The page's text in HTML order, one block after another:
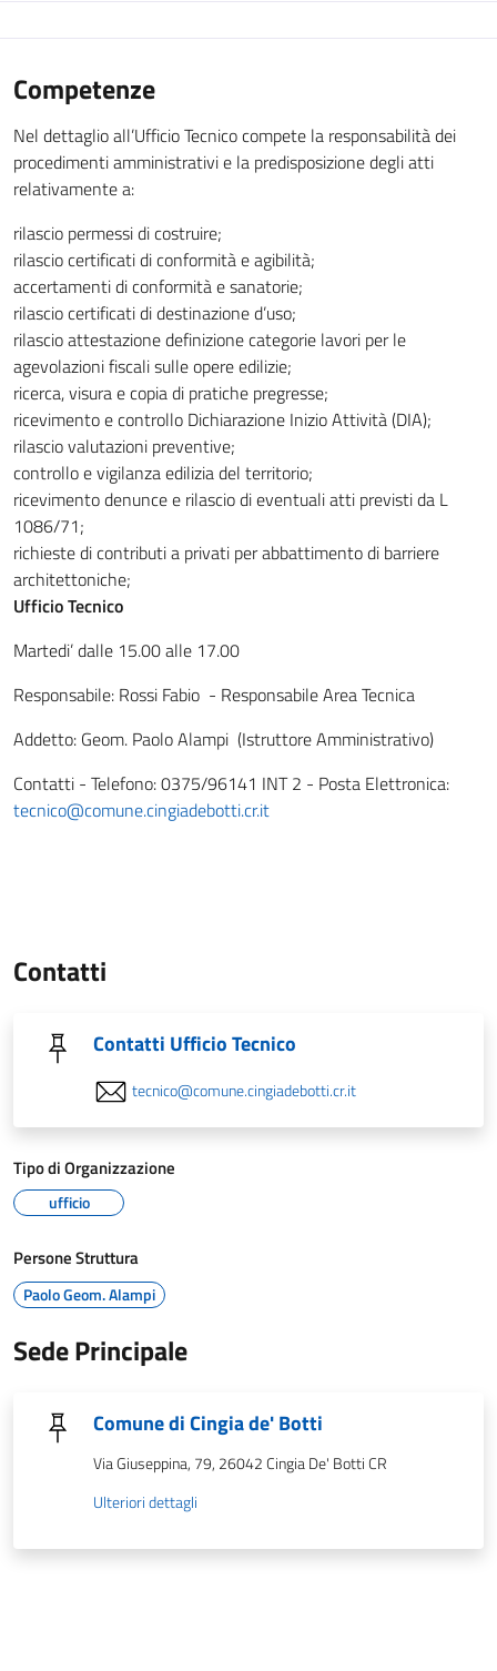
Competenze
Nel dettaglio all’Ufficio Tecnico compete la responsabilità dei
procedimenti amministrativi e la predisposizione degli atti
relativamente a:
rilascio permessi di costruire;
rilascio certificati di conformità e agibilità;
accertamenti di conformità e sanatorie;
rilascio certificati di destinazione d’uso;
rilascio attestazione definizione categorie lavori per le
agevolazioni fiscali sulle opere edilizie;
ricerca, visura e copia di pratiche pregresse;
ricevimento e controllo Dichiarazione Inizio Attività (DIA);
rilascio valutazioni preventive;
controllo e vigilanza edilizia del territorio;
ricevimento denunce e rilascio di eventuali atti previsti da L
1086/71;
richieste di contributi a privati per abbattimento di barriere
architettoniche;
Ufficio Tecnico
Martedi’ dalle 15.00 alle 17.00
Responsabile: Rossi Fabio - Responsabile Area Tecnica
Addetto: Geom. Paolo Alampi (Istruttore Amministrativo)
Contatti - Telefono: 0375/96141 INT 2 - Posta Elettronica:
tecnico@comune.cingiadebotti.cr.it
Contatti
Contatti Ufficio Tecnico
tecnico@comune.cingiadebotti.cr.it
Tipo di Organizzazione
ufficio
Persone Struttura
Paolo Geom. Alampi
Sede Principale
Comune di Cingia de' Botti
Via Giuseppina, 79, 26042 Cingia De' Botti CR
Ulteriori dettagli